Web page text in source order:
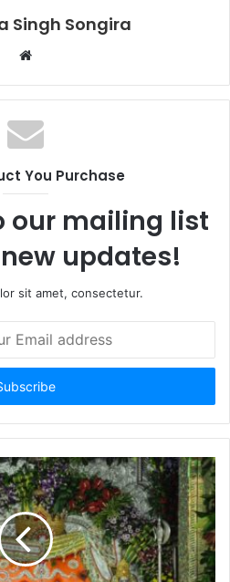
Singh Songira
Website
You Purchase
our mailing list
updates!
sit amet, consectetur.